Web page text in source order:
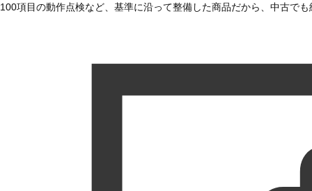
100項目の動作点検など、基準に沿って整備した商品だから、中古で